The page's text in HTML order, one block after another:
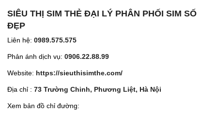
SIÊU THỊ SIM THẺ ĐẠI LÝ PHÂN PHỐI SIM SỐ
ĐẸP
Liên hệ: 0989.575.575
Phản ánh dịch vụ: 0906.22.88.99
Website: https://sieuthisimthe.com/
Địa chỉ : 73 Trường Chinh, Phương Liệt, Hà Nội
Xem bản đồ chỉ đường: